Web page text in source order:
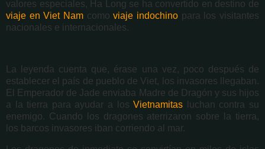
valores especiales, Ha Long se ha convertido en destino de
viaje en Viet Nam comoviaje indochino para los visitantes
nacionales e internacionales.
La leyenda cuenta que, érase una vez, poco después de
establecer el país de pueblo de Viet, los invasores llegaban.
El Emperador de Jade enviaba Madre de Dragón y sus hijos
a la tierra para ayudar a losVietnamitas luchan contra su
enemigo. Cuando los dragones aterrizaron sobre la tierra,
los barcos invasores iban corriendo al mar.